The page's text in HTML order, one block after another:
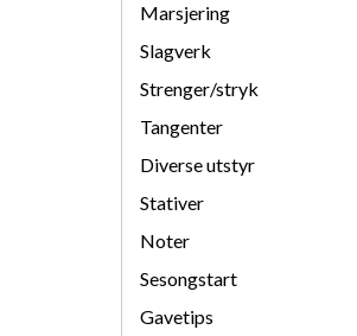
Marsjering
Slagverk
Strenger/stryk
Tangenter
Diverse utstyr
Stativer
Noter
Sesongstart
Gavetips